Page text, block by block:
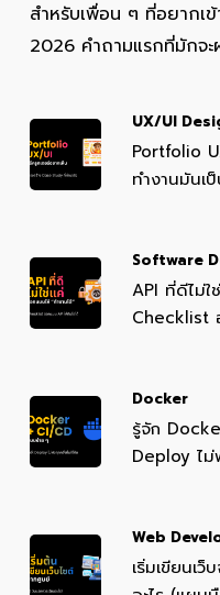
สำหรับเพื่อน ๆ ที่อยากเ
2026 คำถามแรกที่มักจ
UX/UI
Portfolio
ทำงานมันเ
Software
API ที่ดีไม่ใ
Checklist
Docker
รู้จัก
Deploy ไ
Web
เริ่มเขียนเ